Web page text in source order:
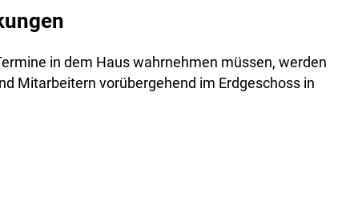
in dem Haus wahrnehmen müssen, werden
Mitarbeitern vorübergehend im Erdgeschoss in